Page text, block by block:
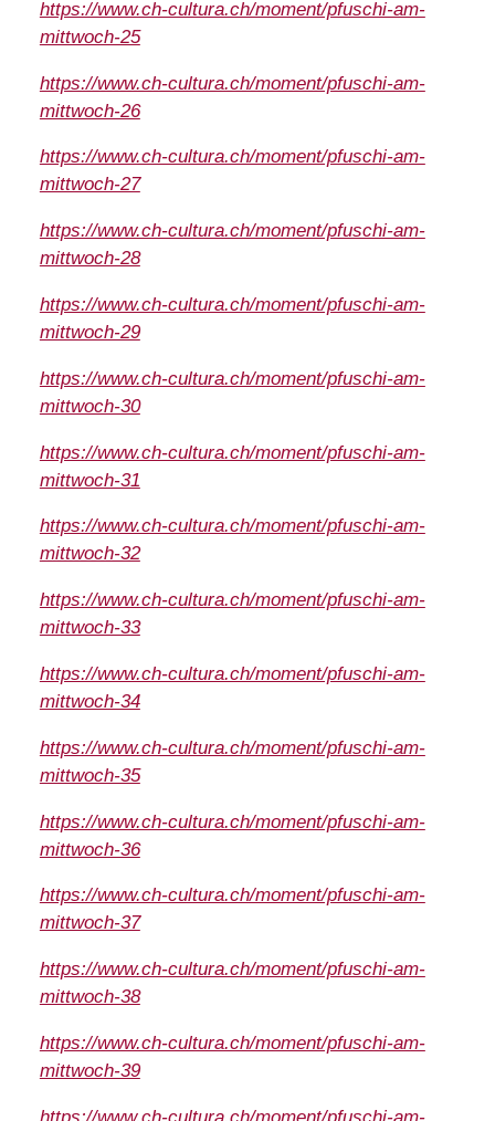
https://www.ch-cultura.ch/moment/pfuschi-am-
mittwoch-25
https://www.ch-cultura.ch/moment/pfuschi-am-
mittwoch-26
https://www.ch-cultura.ch/moment/pfuschi-am-
mittwoch-27
https://www.ch-cultura.ch/moment/pfuschi-am-
mittwoch-28
https://www.ch-cultura.ch/moment/pfuschi-am-
mittwoch-29
https://www.ch-cultura.ch/moment/pfuschi-am-
mittwoch-30
https://www.ch-cultura.ch/moment/pfuschi-am-
mittwoch-31
https://www.ch-cultura.ch/moment/pfuschi-am-
mittwoch-32
https://www.ch-cultura.ch/moment/pfuschi-am-
mittwoch-33
https://www.ch-cultura.ch/moment/pfuschi-am-
mittwoch-34
https://www.ch-cultura.ch/moment/pfuschi-am-
mittwoch-35
https://www.ch-cultura.ch/moment/pfuschi-am-
mittwoch-36
https://www.ch-cultura.ch/moment/pfuschi-am-
mittwoch-37
https://www.ch-cultura.ch/moment/pfuschi-am-
mittwoch-38
https://www.ch-cultura.ch/moment/pfuschi-am-
mittwoch-39